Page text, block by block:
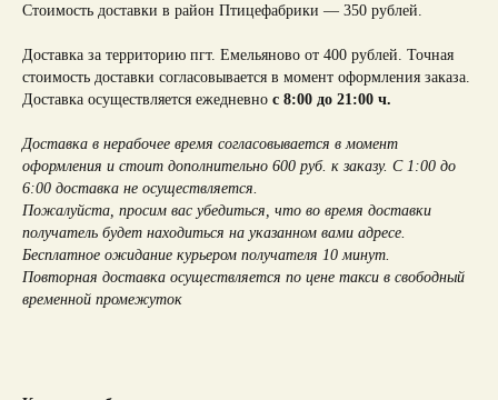
Стоимость доставки в район Птицефабрики — 350 рублей.
Доставка за территорию пгт. Емельяново от 400 рублей. Точная
стоимость доставки согласовывается в момент оформления заказа.
Доставка осуществляется ежедневно с 8:00 до 21:00 ч.
Доставка в нерабочее время согласовывается в момент
оформления и стоит дополнительно 600 руб. к заказу. С 1:00 до
6:00 доставка не осуществляется.
Пожалуйста, просим вас убедиться, что во время доставки
получатель будет находиться на указанном вами адресе.
Бесплатное ожидание курьером получателя 10 минут.
Повторная доставка осуществляется по цене такси в свободный
временной промежуток